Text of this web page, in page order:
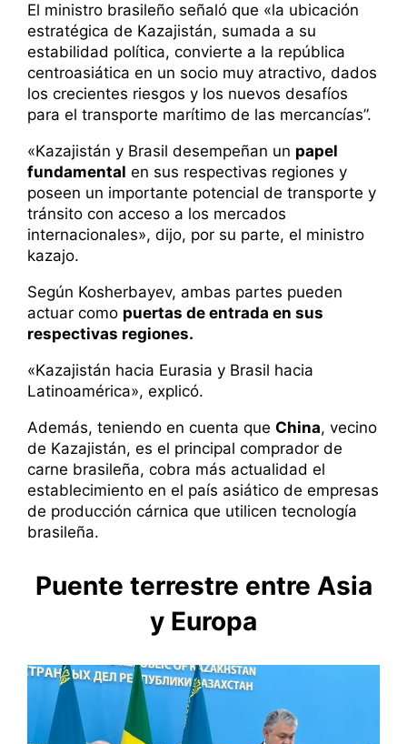
El ministro brasileño señaló que «la ubicación
estratégica de Kazajistán, sumada a su
estabilidad política, convierte a la república
centroasiática en un socio muy atractivo, dados
los crecientes riesgos y los nuevos desafíos
para el transporte marítimo de las mercancías”.
«Kazajistán y Brasil desempeñan un papel
fundamental en sus respectivas regiones y
poseen un importante potencial de transporte y
tránsito con acceso a los mercados
internacionales», dijo, por su parte, el ministro
kazajo.
Según Kosherbayev, ambas partes pueden
actuar como puertas de entrada en sus
respectivas regiones.
«Kazajistán hacia Eurasia y Brasil hacia
Latinoamérica», explicó.
Además, teniendo en cuenta queChina, vecino
de Kazajistán, es el principal comprador de
carne brasileña, cobra más actualidad el
establecimiento en el país asiático de empresas
de producción cárnica que utilicen tecnología
brasileña.
Puente terrestre entre Asia
y Europa